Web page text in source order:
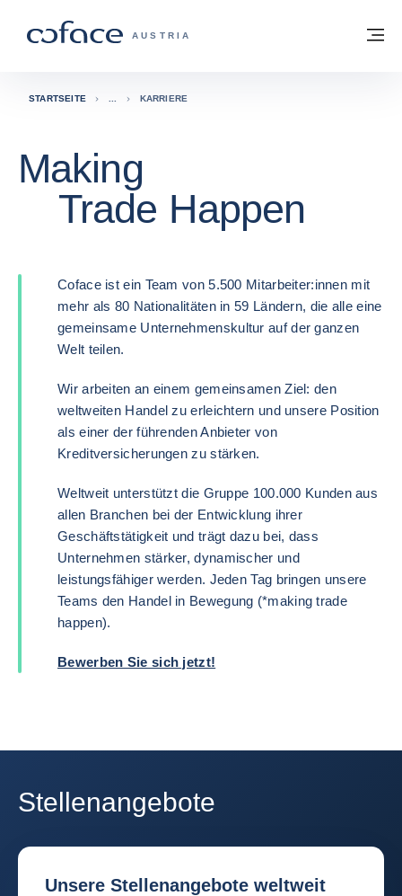
COFACE FOR TRADE - WEBSEITE DER
AUSTRIA
Zurück zur Startseite
STARTSEITE KARRIERE
Making
Trade Happen
Coface ist ein Team von 5.500 Mitarbeiter:innen mit
mehr als 80 Nationalitäten in 59 Ländern, die alle eine
gemeinsame Unternehmenskultur auf der ganzen
Welt teilen.
Wir arbeiten an einem gemeinsamen Ziel: den
weltweiten Handel zu erleichtern und unsere Position
als einer der führenden Anbieter von
Kreditversicherungen zu stärken.
Weltweit unterstützt die Gruppe 100.000 Kunden aus
allen Branchen bei der Entwicklung ihrer
Geschäftstätigkeit und trägt dazu bei, dass
Unternehmen stärker, dynamischer und
leistungsfähiger werden. Jeden Tag bringen unsere
Teams den Handel in Bewegung (*making trade
happen).
Bewerben Sie sich jetzt!
Stellenangebote
Unsere Stellenangebote weltweit